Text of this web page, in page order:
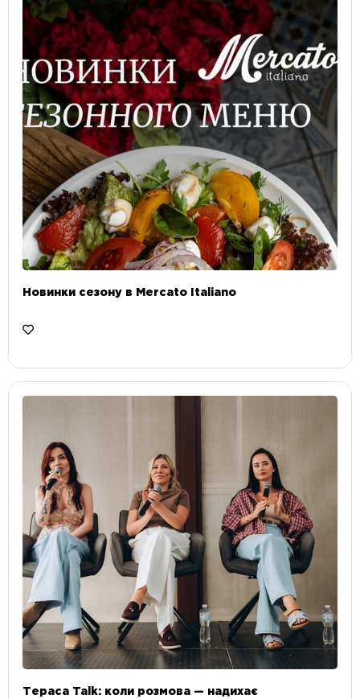
Новинки сезону в Mercato Italiano
Тераса Talk: коли розмова — надихає